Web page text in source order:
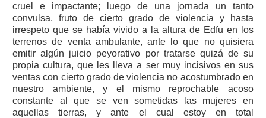
cruel e impactante; luego de una jornada un tanto
convulsa, fruto de cierto grado de violencia y hasta
irrespeto que se había vivido a la altura de Edfu en los
terrenos de venta ambulante, ante lo que no quisiera
emitir algún juicio peyorativo por tratarse quizá de su
propia cultura, que les lleva a ser muy incisivos en sus
ventas con cierto grado de violencia no acostumbrado en
nuestro ambiente, y el mismo reprochable acoso
constante al que se ven sometidas las mujeres en
aquellas tierras, y ante el cual estoy en total